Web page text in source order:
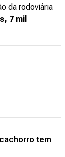
da rodoviária
7 mil
tem